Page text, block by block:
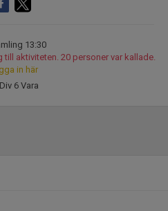
13:30
aktiviteten. 20 personer var kallade.
in här
Div 6 Vara